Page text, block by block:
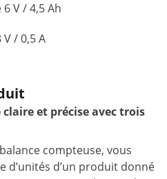
V / 4,5 Ah
/ 0,5 A
et précise avec trois
compteuse, vous
d’unités d’un produit donné